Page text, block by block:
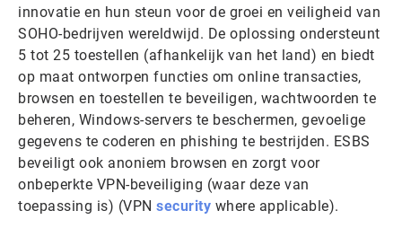
innovatie en hun steun voor de groei en veiligheid van
SOHO-bedrijven wereldwijd. De oplossing ondersteunt
5 tot 25 toestellen (afhankelijk van het land) en biedt
op maat ontworpen functies om online transacties,
browsen en toestellen te beveiligen, wachtwoorden te
beheren, Windows-servers te beschermen, gevoelige
gegevens te coderen en phishing te bestrijden. ESBS
beveiligt ook anoniem browsen en zorgt voor
onbeperkte VPN-beveiliging (waar deze van
toepassing is) (VPN security where applicable).